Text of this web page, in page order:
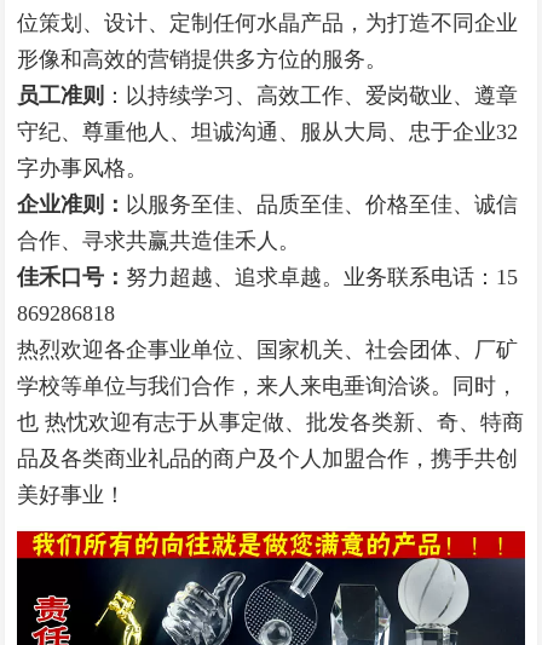
位策划、设计、定制任何水晶产品，为打造不同企业
形像和高效的营销提供多方位的服务。
员工准则 ：以持续学习、高效工作、爱岗敬业、遵章
守纪、尊重他人、坦诚沟通、服从大局、忠于企业32
字办事风格。
企业准则： 以服务至佳、品质至佳、价格至佳、诚信
合作、寻求共赢共造佳禾人。
佳禾口号： 努力超越、追求卓越。业务联系电话：15
869286818
热烈欢迎各企事业单位、国家机关、社会团体、厂矿
学校等单位与我们合作，来人来电垂询洽谈。同时，
也 热忱欢迎有志于从事定做、批发各类新、奇、特商
品及各类商业礼品的商户及个人加盟合作，携手共创
美好事业！